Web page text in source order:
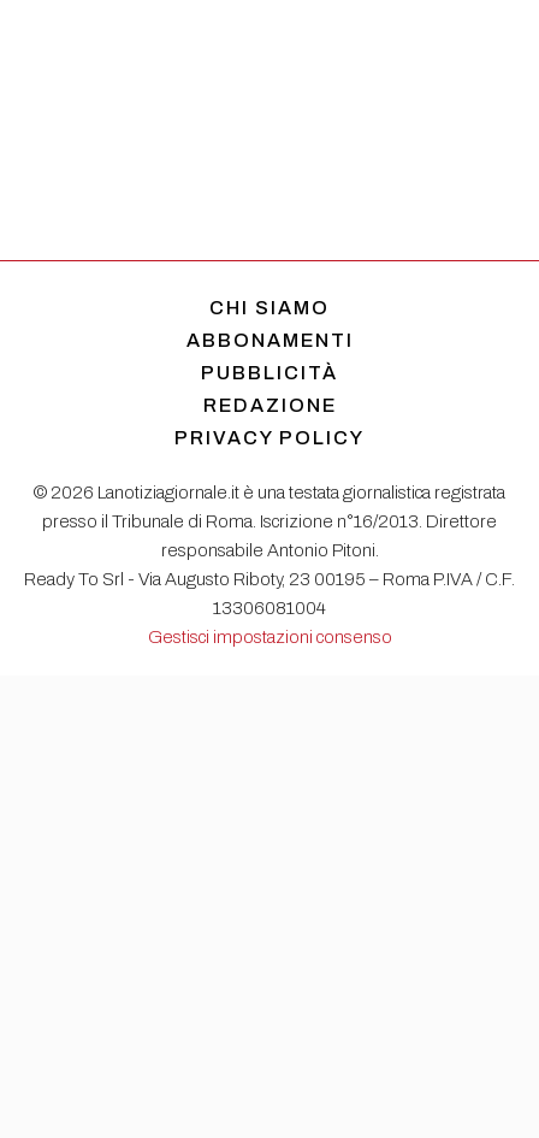
CHI SIAMO
ABBONAMENTI
PUBBLICITÀ
REDAZIONE
PRIVACY POLICY
© 2026 Lanotiziagiornale.it è una testata giornalistica registrata
presso il Tribunale di Roma. Iscrizione n°16/2013. Direttore
responsabile Antonio Pitoni.
Ready To Srl - Via Augusto Riboty, 23 00195 – Roma P.IVA / C.F.
13306081004
Gestisci impostazioni consenso